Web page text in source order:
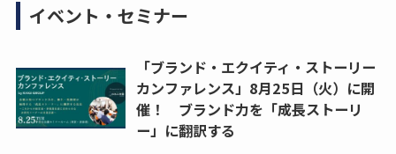
イベント・セミナー
「ブランド・エクイティ・ストーリー
カンファレンス」8月25日（火）に開
催！ ブランド力を「成長ストーリ
ー」に翻訳する